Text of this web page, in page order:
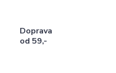
Doprava
od 59,-